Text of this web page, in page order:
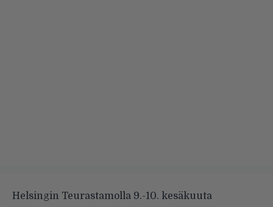
Helsingin Teurastamolla 9.-10. kesäkuuta